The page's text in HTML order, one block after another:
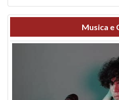
Musica e